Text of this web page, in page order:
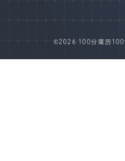
©2026 100分简历